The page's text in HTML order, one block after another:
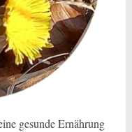
gesunde Ernährung